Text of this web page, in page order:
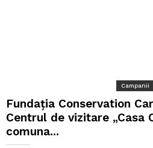
Campanii
Fundația Conservation
Centrul de vizitare „Casa
comuna...